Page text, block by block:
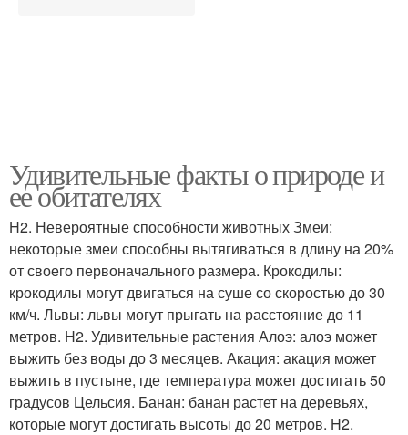
Удивительные факты о природе и
ее обитателях
H2. Невероятные способности животных Змеи:
некоторые змеи способны вытягиваться в длину на 20%
от своего первоначального размера. Крокодилы:
крокодилы могут двигаться на суше со скоростью до 30
км/ч. Львы: львы могут прыгать на расстояние до 11
метров. H2. Удивительные растения Алоэ: алоэ может
выжить без воды до 3 месяцев. Акация: акация может
выжить в пустыне, где температура может достигать 50
градусов Цельсия. Банан: банан растет на деревьях,
которые могут достигать высоты до 20 метров. H2.